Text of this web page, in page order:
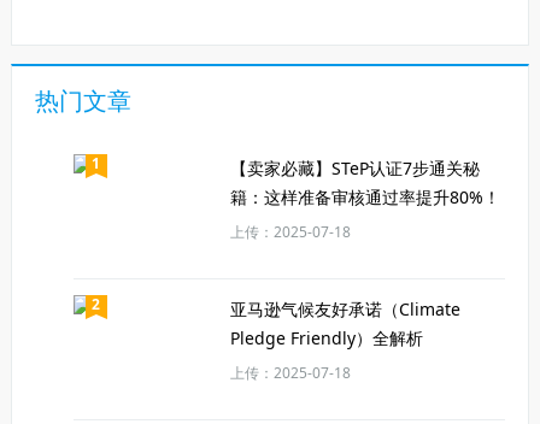
热门文章
1
【卖家必藏】STeP认证7步通关秘
籍：这样准备审核通过率提升80%！
上传：2025-07-18
2
亚马逊气候友好承诺（Climate
Pledge Friendly）全解析
上传：2025-07-18